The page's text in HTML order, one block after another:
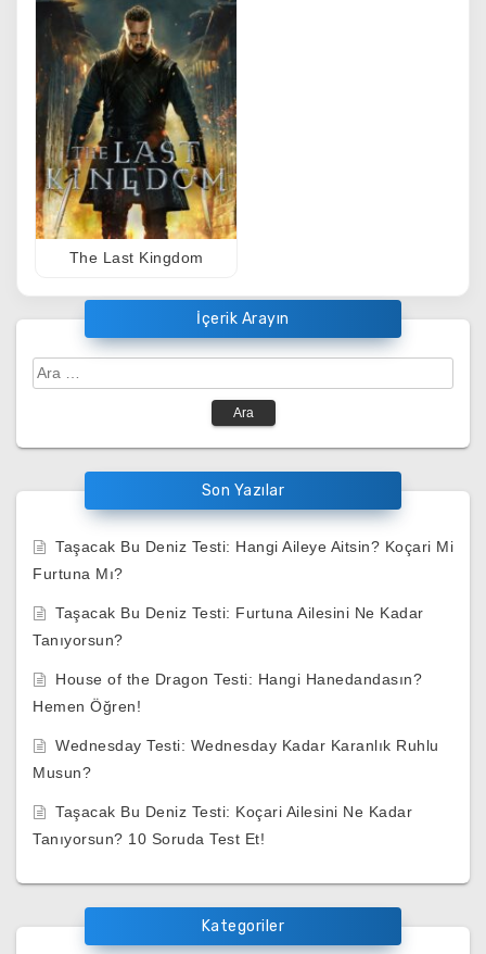
The Last Kingdom
İçerik Arayın
Arama:
Son Yazılar
Taşacak Bu Deniz Testi: Hangi Aileye Aitsin? Koçari Mi
Furtuna Mı?
Taşacak Bu Deniz Testi: Furtuna Ailesini Ne Kadar
Tanıyorsun?
House of the Dragon Testi: Hangi Hanedandasın?
Hemen Öğren!
Wednesday Testi: Wednesday Kadar Karanlık Ruhlu
Musun?
Taşacak Bu Deniz Testi: Koçari Ailesini Ne Kadar
Tanıyorsun? 10 Soruda Test Et!
Kategoriler